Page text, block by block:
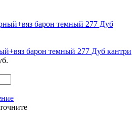
барон темный 277 Дуб кантри